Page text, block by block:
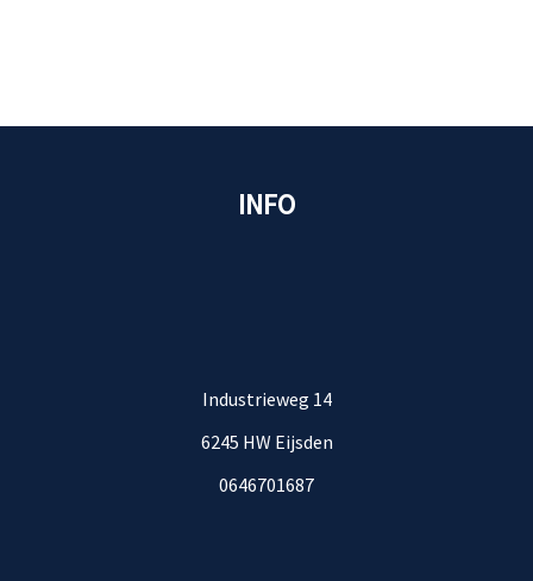
INFO
Industrieweg 14
6245 HW Eijsden
0646701687